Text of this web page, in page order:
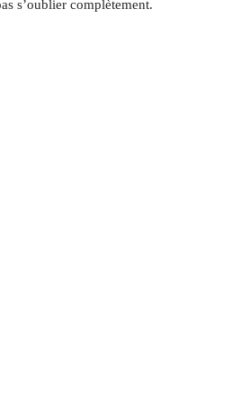
s’oublier complètement.